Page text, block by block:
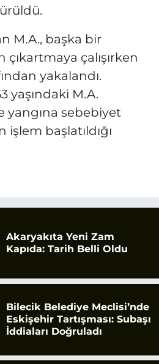
M.A., başka bir
çalışırken
yakalandı.
yaşındaki M.A.
yangına sebebiyet
başlatıldığı
Akaryakıta Yeni Zam
Kapıda: Tarih Belli Oldu
Bilecik Belediye Meclisi’nde
Eskişehir Tartışması: Subaşı
İddiaları Doğruladı